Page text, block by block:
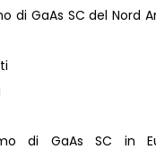
di GaAs SC del Nord
di GaAs SC in